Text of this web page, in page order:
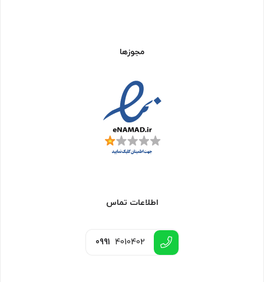
مجوزها
اطلاعات تماس
0991 4010402